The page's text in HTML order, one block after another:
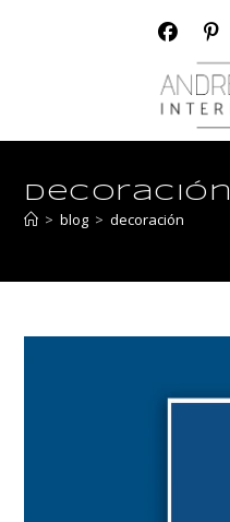
decoración
> blog > decoración